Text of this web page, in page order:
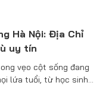
Hà Nội: Địa Chỉ
uy tín
vẹo cột sống đang
lứa tuổi, từ học sinh…